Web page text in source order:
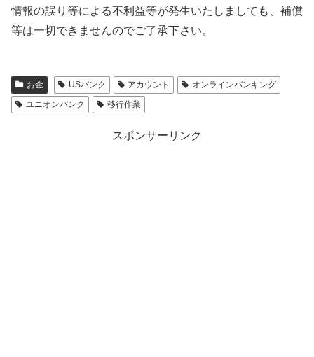
情報の誤り等による不利益等が発生いたしましても、補償
等は一切できませんのでご了承下さい。
お金 USバンク アカウント
オンラインバンキング
ユニオンバンク
移行作業
スポンサーリンク